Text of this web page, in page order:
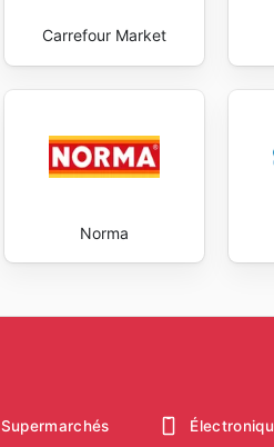
Carrefour Market
Norma
Supermarchés